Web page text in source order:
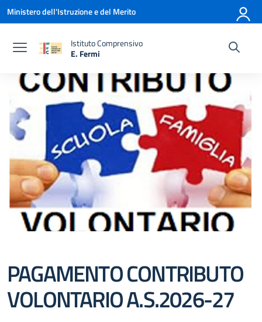
Vai ai contenuti
Vai al menu di navigazione
Vai al footer
Ministero dell'Istruzione e del Merito
Istituto Comprensivo
E. Fermi
PAGAMENTO CONTRIBUTO
VOLONTARIO A.S.2026-27